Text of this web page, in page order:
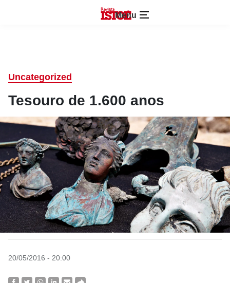
Menu
Uncategorized
Tesouro de 1.600 anos
20/05/2016 - 20:00